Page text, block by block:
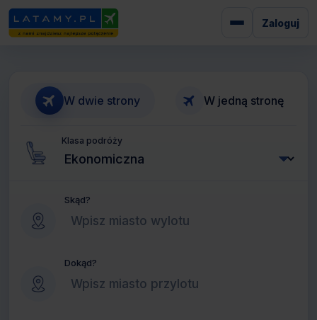
Zaloguj
W dwie strony W jedną stronę
Klasa podróży
Skąd?
Dokąd?